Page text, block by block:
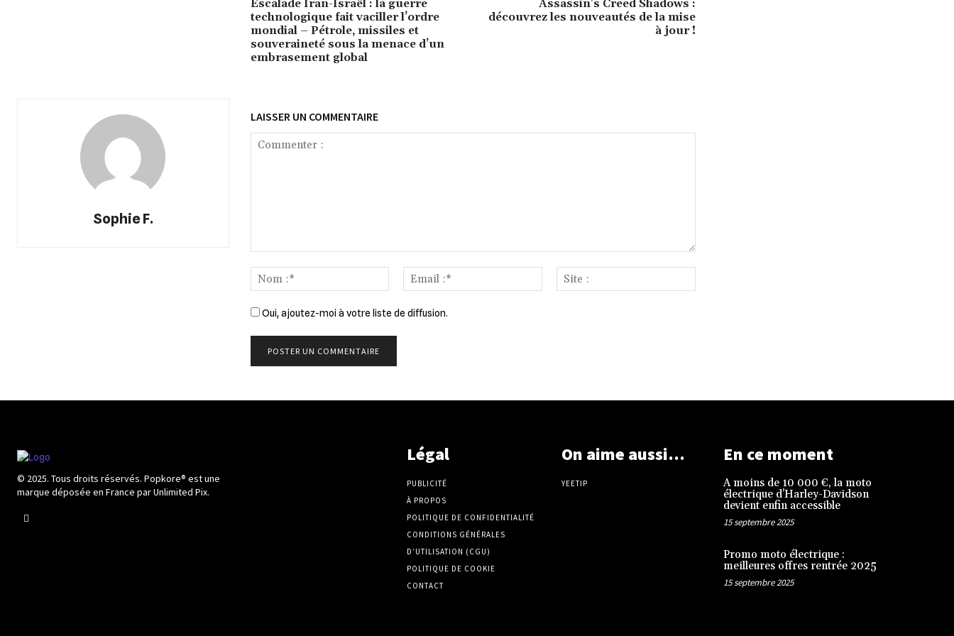
Escalade Iran-Israël : la guerre
technologique fait vaciller l’ordre
mondial – Pétrole, missiles et
souveraineté sous la menace d’un
embrasement global
Assassin’s Creed Shadows :
découvrez les nouveautés de la mise
à jour !
Sophie F.
LAISSER UN COMMENTAIRE
Email
:
Oui, ajoutez-moi à votre liste de diffusion.
© 2025. Tous droits réservés. Popkore® est une
marque déposée en France par Unlimited Pix.
Légal
PUBLICITÉ
À PROPOS
POLITIQUE DE CONFIDENTIALITÉ
CONDITIONS GÉNÉRALES
D’UTILISATION (CGU)
POLITIQUE DE COOKIE
CONTACT
On aime aussi…
YEETIP
En ce moment
A moins de 10 000 €, la moto
électrique d’Harley-Davidson
devient enfin accessible
15 septembre 2025
Promo moto électrique :
meilleures offres rentrée 2025
15 septembre 2025